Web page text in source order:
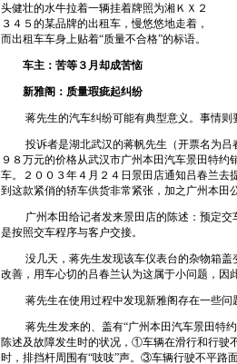
头健壮的水牛拉着一辆挂着牌照为湘ＫＸ２
３４５的某品牌的出租车，慢悠悠地走着，
而出租车车身上贴着“质量不合格”的标语。
车主：苦等３月却成苦恼
新雅阁：质量瑕疵起纠纷
蒋先生的汽车纠纷可能有典型意义。事情则
投诉者是湖北武汉的蒋帆先生（开票名为吕
９８万元的价格从武汉市广州本田汽车景田特
车。２００３年４月２４日景田店通知吕春兰
到这款紧俏的轿车供货非常紧张，加之广州本田
广州本田给记者发来景田店的陈述：预定交
是按照交车程序与客户交接。
没几天，蒋先生发现该车仪表台的杂物箱盖
改善，用车心切的吕春兰认为这属于小问题，因
蒋先生在使用过程中发现新雅阁存在一些问
蒋先生发来的、盖有“广州本田汽车景田特约
陈述及故障发生时的状况，①车辆在滑行和行驶
时，排挡杆周围有“吱吱”声。③车辆行驶不平路